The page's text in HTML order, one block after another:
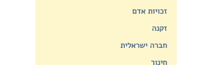
זכויות אדם
זקנה
חברה ישראלית
חינוך